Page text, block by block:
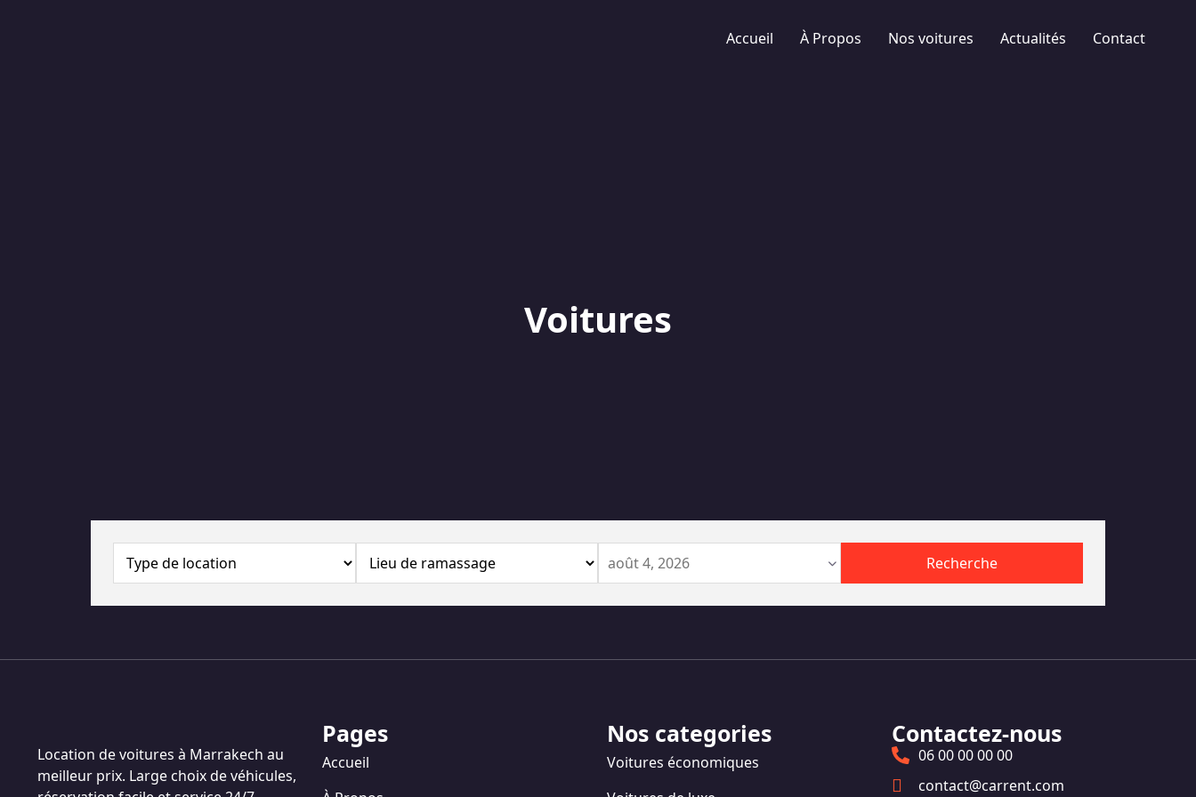
Accueil À Propos Nos voitures Actualités Contact
Voitures
Location de voitures à Marrakech au
meilleur prix. Large choix de véhicules,
Pages
Accueil
Nos categories
Voitures économiques
Contactez-nous
06 00 00 00 00
contact@carrent.com